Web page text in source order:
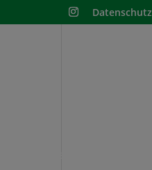
Datenschutz